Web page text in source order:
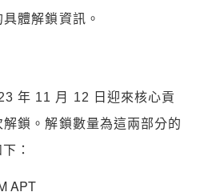
體解鎖資訊。
年 11 月 12 日迎來核心貢
鎖。解鎖數量為這兩部分的
：
APT